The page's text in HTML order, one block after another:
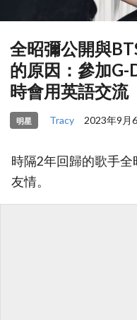
全昭彌公開與
的原因：參加
時會用英語交流
明星 Tracy 2023年9月
時隔2年回歸的歌手
友情。